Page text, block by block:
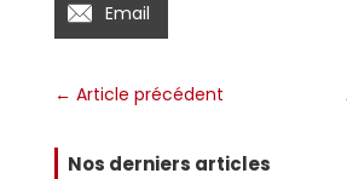
Email
← Article précédent
Nos derniers articles